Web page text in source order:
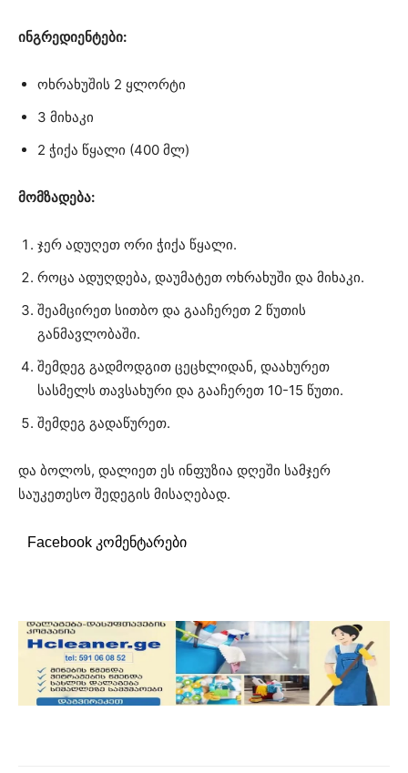
ინგრედიენტები:
ოხრახუშის 2 ყლორტი
3 მიხაკი
2 ჭიქა წყალი (400 მლ)
მომზადება:
ჯერ ადუღეთ ორი ჭიქა წყალი.
როცა ადუღდება, დაუმატეთ ოხრახუში და მიხაკი.
შეამცირეთ სითბო და გააჩერეთ 2 წუთის
განმავლობაში.
შემდეგ გადმოდგით ცეცხლიდან, დაახურეთ
სასმელს თავსახური და გააჩერეთ 10-15 წუთი.
შემდეგ გადაწურეთ.
და ბოლოს, დალიეთ ეს ინფუზია დღეში სამჯერ
საუკეთესო შედეგის მისაღებად.
Facebook კომენტარები